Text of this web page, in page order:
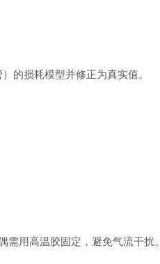
的损耗模型并修正为真实值。‌
用高温胶固定，避免气流干扰。‌